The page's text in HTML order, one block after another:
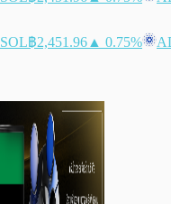
SOL฿2,451.96 ▲ 0.75%